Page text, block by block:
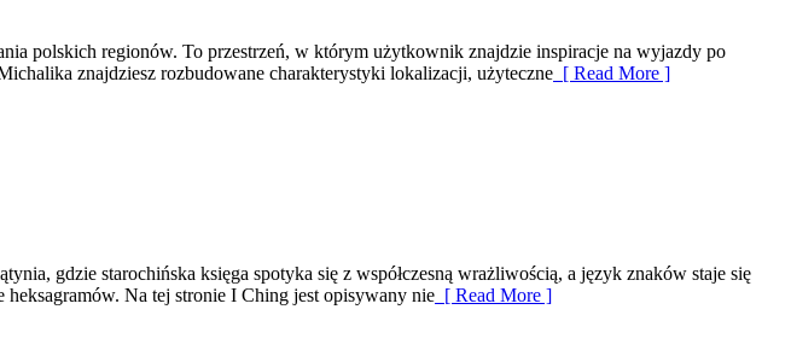
polskich regionów. To przestrzeń, w którym użytkownik znajdzie inspiracje na wyjazdy po
znajdziesz rozbudowane charakterystyki lokalizacji, użyteczne [ Read More ]
gdzie starochińska księga spotyka się z współczesną wrażliwością, a język znaków staje się
Na tej stronie I Ching jest opisywany nie [ Read More ]